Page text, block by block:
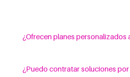
¿Ofrecen planes personalizados
¿Puedo contratar soluciones